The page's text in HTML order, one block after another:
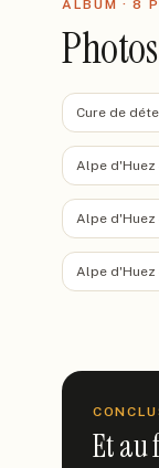
ALBUM ·8
Cure de
Alpe d'Huez
Alpe d'Huez
Alpe d'Huez
Et au